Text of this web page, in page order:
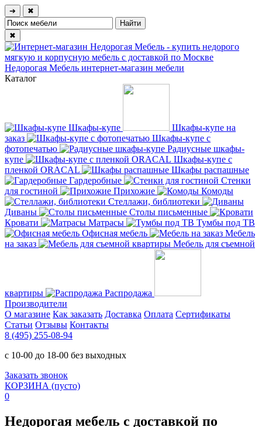
➔ ✖
✖
Недорогая Мебель интернет-магазин мебели
Каталог
Шкафы-купе
Шкафы-купе на
заказ
Шкафы-купе с
фотопечатью
Радиусные шкафы-
купе
Шкафы-купе с
пленкой ORACAL
Шкафы распашные
Гардеробные
Стенки
для гостиной
Прихожие
Комоды
Стеллажи, библиотеки
Диваны
Столы письменные
Кровати
Матрасы
Тумбы под ТВ
Офисная мебель
Мебель
на заказ
Мебель для съемной
квартиры
Распродажа
Производители
О магазине Как заказать Доставка Оплата Сертификаты
Статьи Отзывы Контакты
8 (495) 255-08-94
с 10-00 до 18-00 без выходных
Заказать звонок
КОРЗИНА (пусто)
0
Недорогая мебель с доставкой по